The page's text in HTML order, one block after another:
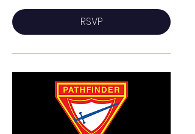
RSVP